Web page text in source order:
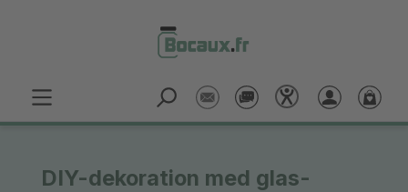
DIY-dekoration med glas-